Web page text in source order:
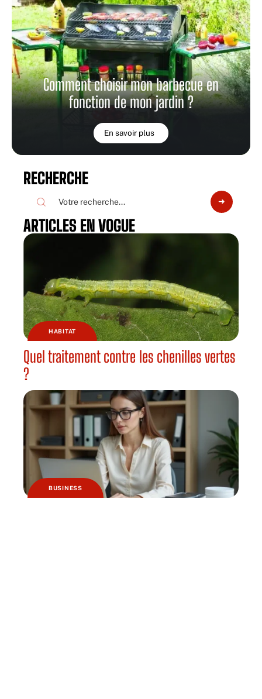
Comment choisir mon barbecue en
fonction de mon jardin ?
En savoir plus
RECHERCHE
ARTICLES EN VOGUE
HABITAT
Quel traitement contre les chenilles vertes
?
BUSINESS